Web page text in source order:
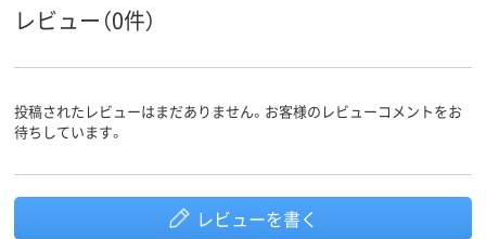
レビュー（0件）
投稿されたレビューはまだありません。お客様のレビューコメントをお
待ちしています。
レビューを書く